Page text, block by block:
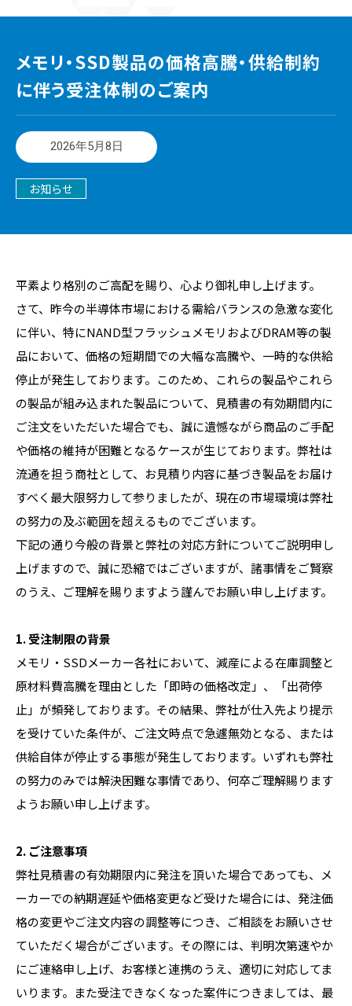
メモリ・SSD製品の価格高騰・供給制約
に伴う受注体制のご案内
2026年5月8日
お知らせ
平素より格別のご高配を賜り、心より御礼申し上げます。
さて、昨今の半導体市場における需給バランスの急激な変化
に伴い、特にNAND型フラッシュメモリおよびDRAM等の製
品において、価格の短期間での大幅な高騰や、一時的な供給
停止が発生しております。このため、これらの製品やこれら
の製品が組み込まれた製品について、見積書の有効期間内に
ご注文をいただいた場合でも、誠に遺憾ながら商品のご手配
や価格の維持が困難となるケースが生じております。弊社は
流通を担う商社として、お見積り内容に基づき製品をお届け
すべく最大限努力して参りましたが、現在の市場環境は弊社
の努力の及ぶ範囲を超えるものでございます。
下記の通り今般の背景と弊社の対応方針についてご説明申し
上げますので、誠に恐縮ではございますが、諸事情をご賢察
のうえ、ご理解を賜りますよう謹んでお願い申し上げます。
1. 受注制限の背景
メモリ・SSDメーカー各社において、減産による在庫調整と
原材料費高騰を理由とした「即時の価格改定」、「出荷停
止」が頻発しております。その結果、弊社が仕入先より提示
を受けていた条件が、ご注文時点で急遽無効となる、または
供給自体が停止する事態が発生しております。いずれも弊社
の努力のみでは解決困難な事情であり、何卒ご理解賜ります
ようお願い申し上げます。
2. ご注意事項
弊社見積書の有効期限内に発注を頂いた場合であっても、メ
ーカーでの納期遅延や価格変更など受けた場合には、発注価
格の変更やご注文内容の調整等につき、ご相談をお願いさせ
ていただく場合がございます。その際には、判明次第速やか
にご連絡申し上げ、お客様と連携のうえ、適切に対応してま
いります。また受注できなくなった案件につきましては、最